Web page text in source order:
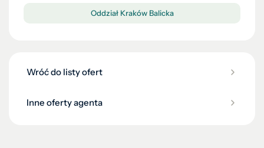
Oddział Kraków Balicka
Wróć do listy ofert
Inne oferty agenta